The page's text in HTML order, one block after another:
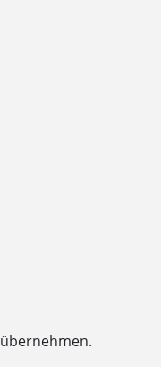
übernehmen.